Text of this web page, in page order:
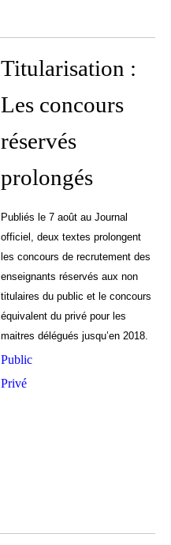
Titularisation :
Les concours
réservés
prolongés
Publiés le 7 août au Journal
officiel, deux textes prolongent
les concours de recrutement des
enseignants réservés aux non
titulaires du public et le concours
équivalent du privé pour les
maitres délégués jusqu’en 2018.
Public
Privé